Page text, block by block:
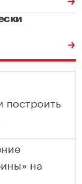
построить
на